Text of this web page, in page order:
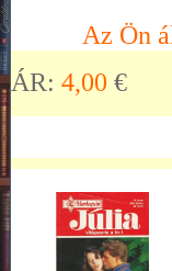
Az Ön
ÁR: 4,00 €